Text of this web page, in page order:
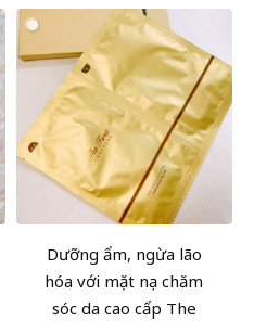
Dưỡng ẩm, ngừa lão
hóa với mặt nạ chăm
sóc da cao cấp The